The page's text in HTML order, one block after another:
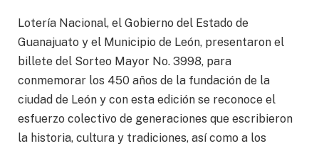
Lotería Nacional, el Gobierno del Estado de
Guanajuato y el Municipio de León, presentaron el
billete del Sorteo Mayor No. 3998, para
conmemorar los 450 años de la fundación de la
ciudad de León y con esta edición se reconoce el
esfuerzo colectivo de generaciones que escribieron
la historia, cultura y tradiciones, así como a los